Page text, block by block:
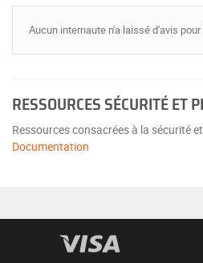
Aucun internaute n'a laissé d'avis
RESSOURCES SÉCURITÉ ET
Ressources consacrées à la sécurité
Documentation